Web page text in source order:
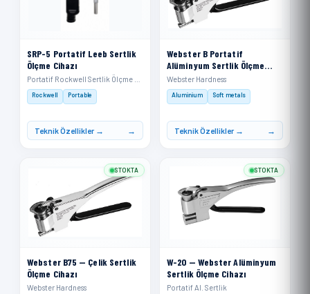
SRP-5 Portatif Leeb Sertlik
Ölçme Cihazı
Rockwell Portable
Teknik Özellikler →
Webster B Portatif
Alüminyum Sertlik Ölçme
Cihazı
Webster Hardness
Aluminium Soft metals
Teknik Özellikler →
Webster B75 — Çelik Sertlik
Ölçme Cihazı
Webster Hardness
STOKTA
W-20 — Webster Alüminyum
Sertlik Ölçme Cihazı
Portatif Al. Sertlik
STOKTA